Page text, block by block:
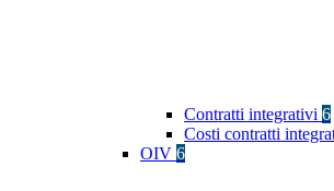
Contratti integrativi 6
Costi contratti
OIV 6